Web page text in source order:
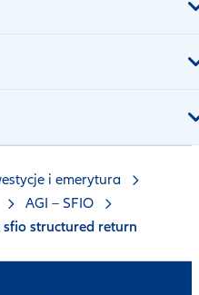
i emerytura
AGI – SFIO
structured return